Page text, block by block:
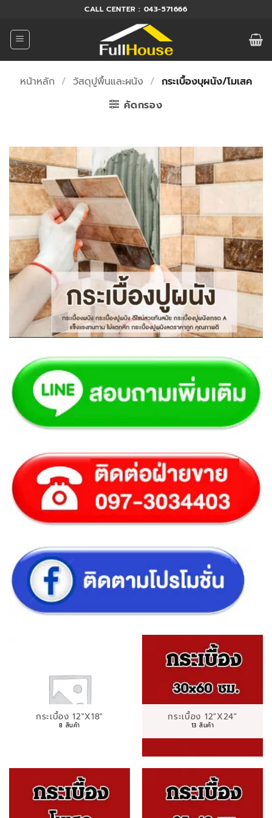
ยัง
เนื้อหา
CALL CENTER : 043-571666
หน้าหลัก / วัสดุปูพื้นและผนัง / กระเบื้องบุผนัง/โมเสค
คัดกรอง
กระเบื้อง 12"X18"
8 สินค้า
กระเบื้อง 12"X24"
13 สินค้า